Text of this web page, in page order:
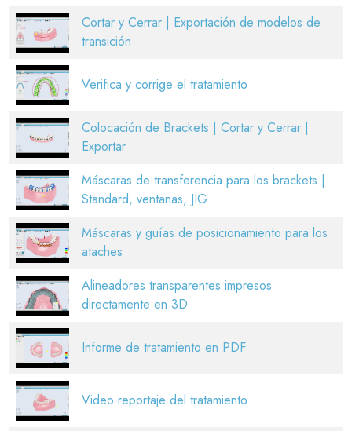
Cortar y Cerrar | Exportación de modelos de
transición
Verifica y corrige el tratamiento
Colocación de Brackets | Cortar y Cerrar |
Exportar
Máscaras de transferencia para los brackets |
Standard, ventanas, JIG
Máscaras y guías de posicionamiento para los
ataches
Alineadores transparentes impresos
directamente en 3D
Informe de tratamiento en PDF
Video reportaje del tratamiento